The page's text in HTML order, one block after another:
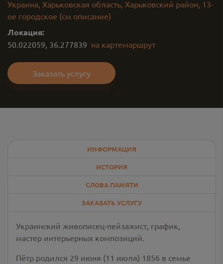
Украина, Харьковская область, Харьковский район, 13-
ое городское (см описание)
Локация:
50.022059, 36.277839 на картемаршрут
Заказать услугу
ИНФОРМАЦИЯ
ИСТОРИЯ
СЛОВА ПАМЯТИ
ЗАКАЗАТЬ УСЛУГУ
Украинский живописец-пейзажист, график,
мастер интерьерных композиций.
Пётр родился 29 июня (11 июля) 1856 в семье